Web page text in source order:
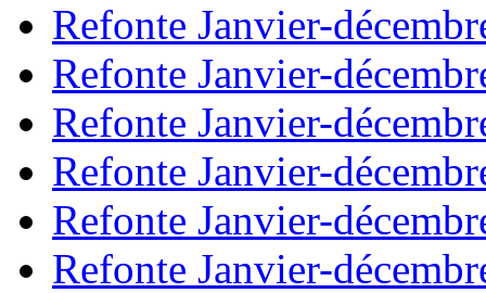
Refonte Janvier-
Refonte Janvier-
Refonte Janvier-
Refonte Janvier-
Refonte Janvier-
Refonte Janvier-